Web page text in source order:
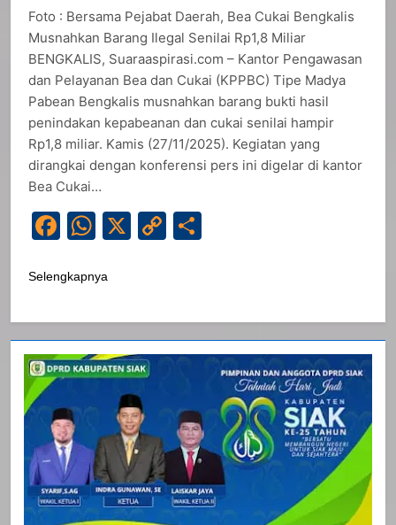
Foto : Bersama Pejabat Daerah, Bea Cukai Bengkalis
Musnahkan Barang Ilegal Senilai Rp1,8 Miliar
BENGKALIS, Suaraaspirasi.com – Kantor Pengawasan
dan Pelayanan Bea dan Cukai (KPPBC) Tipe Madya
Pabean Bengkalis musnahkan barang bukti hasil
penindakan kepabeanan dan cukai senilai hampir
Rp1,8 miliar. Kamis (27/11/2025). Kegiatan yang
dirangkai dengan konferensi pers ini digelar di kantor
Bea Cukai…
Facebook
WhatsApp
X
Copy
Selengkapnya